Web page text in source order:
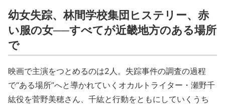
幼女失踪、林間学校集団ヒステリー、赤
い服の女──すべてが近畿地方のある場所
で
映画で主演をつとめるのは2人。失踪事件の調査の過程
で“ある場所”へと導かれていくオカルトライター・瀬野千
紘役を菅野美穂さん、千紘と行動をともにしていくうち